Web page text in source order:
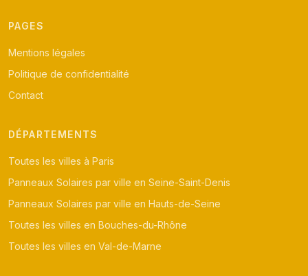
PAGES
Mentions légales
Politique de confidentialité
Contact
DÉPARTEMENTS
Toutes les villes à Paris
Panneaux Solaires par ville en Seine-Saint-Denis
Panneaux Solaires par ville en Hauts-de-Seine
Toutes les villes en Bouches-du-Rhône
Toutes les villes en Val-de-Marne